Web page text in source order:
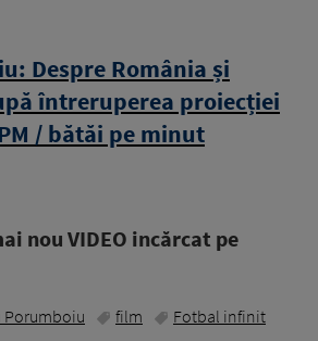
Despre România și
întreruperea proiecției
/ bătăi pe minut
nou VIDEO incărcat pe
Porumboiu film Fotbal infinit